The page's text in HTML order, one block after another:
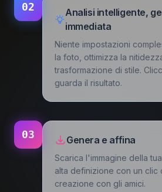
02
Analisi intelligente,
immediata
Niente impostazioni
la foto, ottimizza la
trasformazione di stile.
guarda il risultato.
03 Genera e affina
Scarica l'immagine della
alta definizione con un clic
creazione con gli amici.